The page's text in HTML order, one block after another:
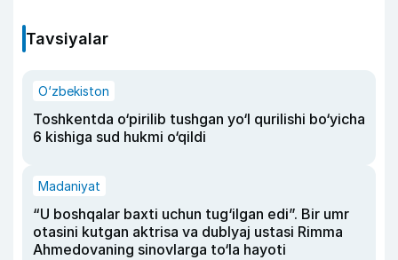
Tavsiyalar
O‘zbekiston
Toshkentda o‘pirilib tushgan yo‘l qurilishi bo‘yicha
6 kishiga sud hukmi o‘qildi
Madaniyat
“U boshqalar baxti uchun tug‘ilgan edi”. Bir umr
otasini kutgan aktrisa va dublyaj ustasi Rimma
Ahmedovaning sinovlarga to‘la hayoti